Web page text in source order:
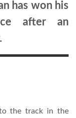
has won his
after an
to the track in the